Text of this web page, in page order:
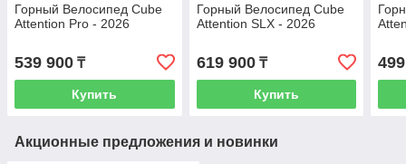
Горный Велосипед Cube
Attention Pro - 2026
539 900 ₸
Купить
Горный Велосипед Cube
Attention SLX - 2026
619 900₸
Купить
Акционные предложения и новинки